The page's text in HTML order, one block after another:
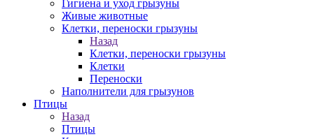
Гигиена и уход грызуны
Живые животные
Клетки, переноски грызуны
Назад
Клетки, переноски грызуны
Клетки
Переноски
Наполнители для грызунов
Птицы
Назад
Птицы